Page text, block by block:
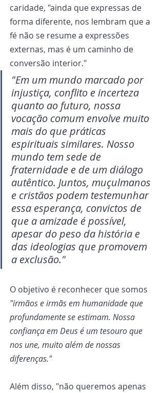
caridade, "ainda que expressas de
forma diferente, nos lembram que a
fé não se resume a expressões
externas, mas é um caminho de
conversão interior."
"Em um mundo marcado por
injustiça, conflito e incerteza
quanto ao futuro, nossa
vocação comum envolve muito
mais do que práticas
espirituais similares. Nosso
mundo tem sede de
fraternidade e de um diálogo
autêntico. Juntos, muçulmanos
e cristãos podem testemunhar
essa esperança, convictos de
que a amizade é possível,
apesar do peso da história e
das ideologias que promovem
a exclusão."
O objetivo é reconhecer que somos
"irmãos e irmãs em humanidade que
profundamente se estimam. Nossa
confiança em Deus é um tesouro que
nos une, muito além de nossas
diferenças."
Além disso, "não queremos apenas